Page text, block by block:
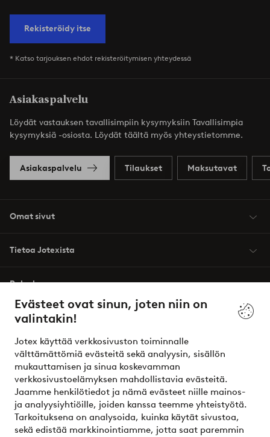
Evästeet ovat sinun, joten niin on
valintakin!
Jotex käyttää verkkosivuston toiminnalle
välttämättömiä evästeitä sekä analyysin, sisällön
mukauttamisen ja sinua koskevamman
verkkosivustoelämyksen mahdollistavia evästeitä.
Jaamme henkilötiedot ja nämä evästeet niille mainos-
ja analyysiyhtiöille, joiden kanssa teemme yhteistyötä.
Tarkoituksena on analysoida, kuinka käytät sivustoa,
sekä edistää markkinointiamme, jotta saat paremmin
Rekisteröidy itse
* Katso tarjouksen ehdot rekisteröitymisen yhteydessä
Asiakaspalvelu
Löydät vastauksen tavallisimpiin kysymyksiin Tavallisimpia
kysymyksiä -osiosta. Löydät täältä myös yhteystietomme.
Asiakaspalvelu Tilaukset Maksutavat
Omat sivut
Tietoa Jotexista
Palvelumme
Ehdot
Ystävät
Turvalliset maksut – maksa nyt tai erissä
Haluatko tietää lisää maksuvaihtoehdoistamme?